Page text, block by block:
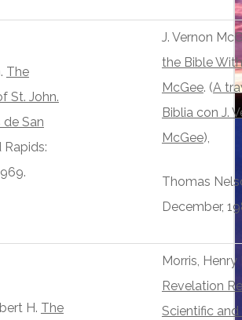
The
St. John.
San
Rapids:
J. Vernon
the Bible
McGee. (A
Biblia con J.
McGee),
Thomas
December,
H. The
Morris, Henry
Revelation
Scientific